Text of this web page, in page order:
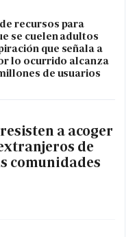
recursos para
se cuelen adultos
que señala a
lo ocurrido alcanza
de usuarios
a acoger
de
comunidades